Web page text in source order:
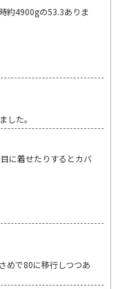
約4900gの53.3ありま
した。
に着せたりするとカバ
めで80に移行しつつあ